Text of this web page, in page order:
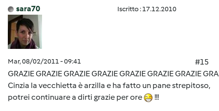
sara70 Iscritto : 17.12.2010
Mar, 08/02/2011 - 09:41
#15
GRAZIE GRAZIE GRAZIE GRAZIE GRAZIE GRAZIE GRAZIE
Cinzia la vecchietta è arzilla e ha fatto un pane strepitoso,
potrei continuare a dirti grazie per ore
!!!